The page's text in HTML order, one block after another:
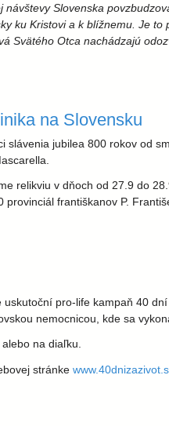
návštevy Slovenska
ku Kristovi a k blížnemu. Je
Svätého Otca nachádzajú
s mottom "Poďme niečo
na Slovensku
slávenia jubilea 800 rokov od
relikviu v dňoch od 27.9 do
františkanov P.
Slovensku
pro-life kampaň 40 dní
nemocnicou, kde sa
na diaľku.
stránke